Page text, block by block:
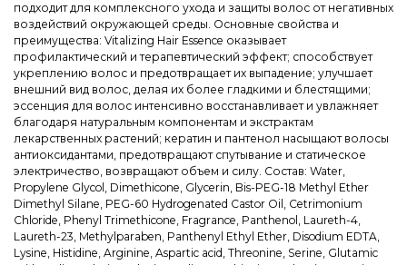
подходит для комплексного ухода и защиты волос от негативных
воздействий окружающей среды. Основные свойства и
преимущества: Vitalizing Hair Essence оказывает
профилактический и терапевтический эффект; способствует
укреплению волос и предотвращает их выпадение; улучшает
внешний вид волос, делая их более гладкими и блестящими;
эссенция для волос интенсивно восстанавливает и увлажняет
благодаря натуральным компонентам и экстрактам
лекарственных растений; кератин и пантенол насыщают волосы
антиоксидантами, предотвращают спутывание и статическое
электричество, возвращают объем и силу. Состав: Water,
Propylene Glycol, Dimethicone, Glycerin, Bis-PEG-18 Methyl Ether
Dimethyl Silane, PEG-60 Hydrogenated Castor Oil, Cetrimonium
Chloride, Phenyl Trimethicone, Fragrance, Panthenol, Laureth-4,
Laureth-23, Methylparaben, Panthenyl Ethyl Ether, Disodium EDTA,
Lysine, Histidine, Arginine, Aspartic acid, Threonine, Serine, Glutamic